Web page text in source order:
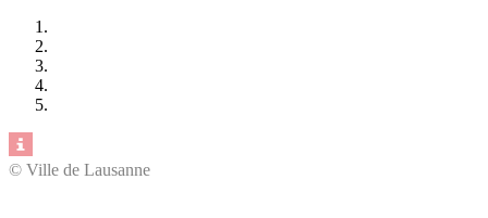
© Ville de Lausanne